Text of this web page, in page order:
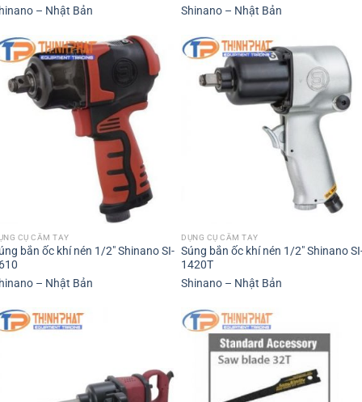
– Nhật Bản
Shinano – Nhật Bản
CỤ CẦM TAY
bắn ốc khí nén 1/2″ Shinano SI-
– Nhật Bản
DỤNG CỤ CẦM TAY
Súng bắn ốc khí nén 1/2″ Shinano
1420T
Shinano – Nhật Bản